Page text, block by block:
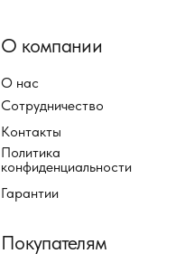
О нас
Сотрудничество
Контакты
Политика
конфиденциальности
О компании
Покупателям
Гарантии